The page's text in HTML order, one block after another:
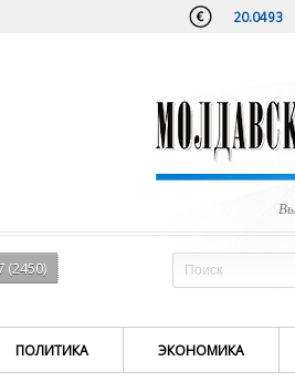
20.0493
ПОЛИТИКА ЭКОНОМИКА